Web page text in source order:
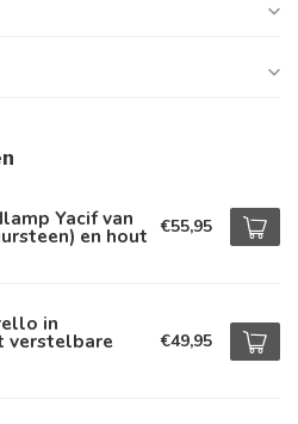
Yacif van
en hout €55,95
in
verstelbare €49,95